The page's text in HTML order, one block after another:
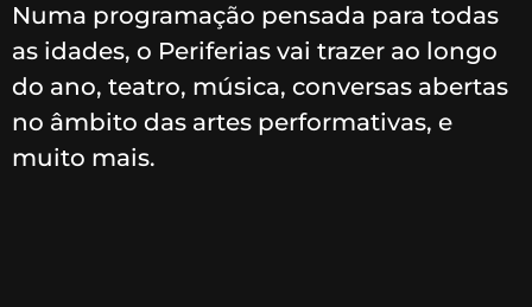
Numa programação pensada para todas
as idades, o Periferias vai trazer ao longo
do ano, teatro, música, conversas abertas
no âmbito das artes performativas, e
muito mais.